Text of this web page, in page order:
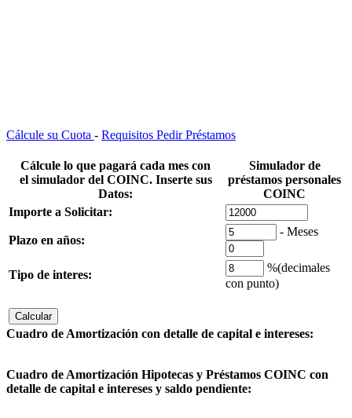
Cálcule su Cuota - Requisitos Pedir Préstamos
Cálcule lo que pagará cada mes con
el simulador del COINC. Inserte sus
Datos:
Simulador de
préstamos personales
COINC
Importe a Solicitar:
Plazo en años:
- Meses
Tipo de interes:
%(decimales
con punto)
Cuadro de Amortización con detalle de capital e intereses:
Cuadro de Amortización Hipotecas y Préstamos COINC con
detalle de capital e intereses y saldo pendiente: